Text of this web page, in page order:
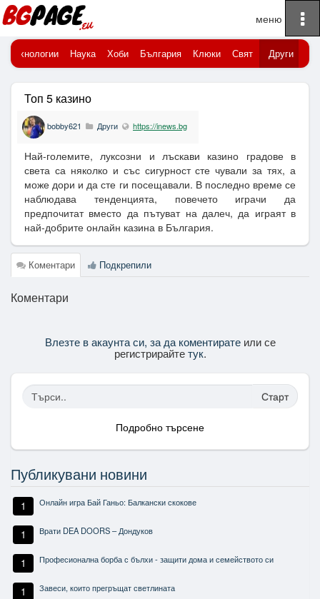
Начало
Технологии Наука Хоби България Клюки Свят Други
Топ 5 казино
bobby621 Други https://inews.bg
Най-големите, луксозни и лъскави казино градове в
света са няколко и със сигурност сте чували за тях, а
може дори и да сте ги посещавали. В последно време се
наблюдава тенденцията, повечето играчи да
предпочитат вместо да пътуват на далеч, да играят в
най-добрите онлайн казина в България.
Коментари Подкрепили
Коментари
Влезте в акаунта си, за да коментиратеили се
регистрирайтетук.
Старт
Подробно търсене
Публикувани новини
1 Онлайн игра Бай Ганьо: Балкански скокове
1 Врати DEA DOORS – Дондуков
1 Професионална борба с бълхи - защити дома и семейството си
1 Завеси, които прегръщат светлината